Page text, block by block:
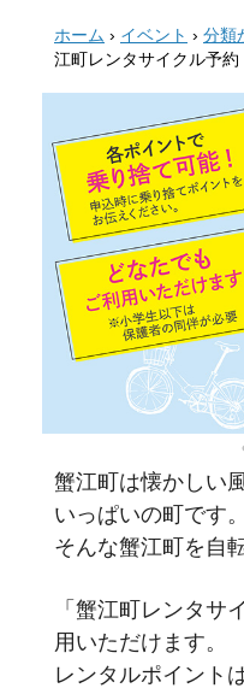
ホーム › イベント › 分類
江町レンタサイクル予約
蟹江町は懐かしい
いっぱいの町です。
そんな蟹江町を自
「蟹江町レンタサ
用いただけます。
レンタルポイント